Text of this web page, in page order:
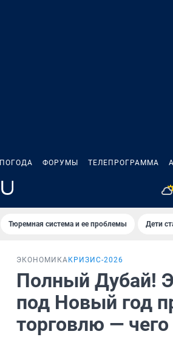
ПОГОДА ФОРУМЫ ТЕЛЕПРОГРАММА
Тюремная система и ее проблемы Дети
ЭКОНОМИКА КРИЗИС-2026
Полный Дубай!
под Новый год
торговлю —